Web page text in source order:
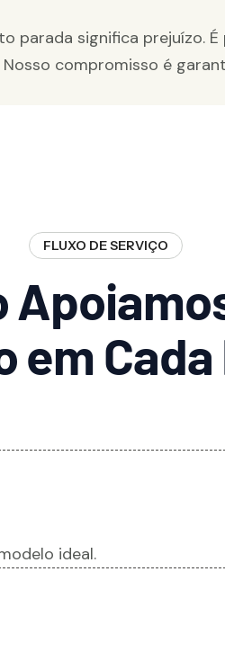
parada significa
Nosso compromisso é
FLUXO DE SERVIÇO
em
ideal.